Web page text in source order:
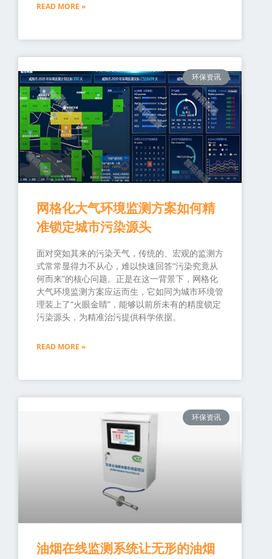
READ MORE »
环保资讯
网格化大气环境监测方案如何精
准锁定城市污染源头
面对突如其来的污染天气，传统的、宏观的监测方
式常常显得力不从心，难以快速回答“污染究竟从
何而来”的核心问题。正是在这一背景下，网格化
大气环境监测方案应运而生，它如同为城市环境管
理装上了“火眼金睛”，能够以前所未有的精度锁定
污染源头，为精准治污提供科学依据。
READ MORE »
环保资讯
油烟在线监测系统让无形的油烟